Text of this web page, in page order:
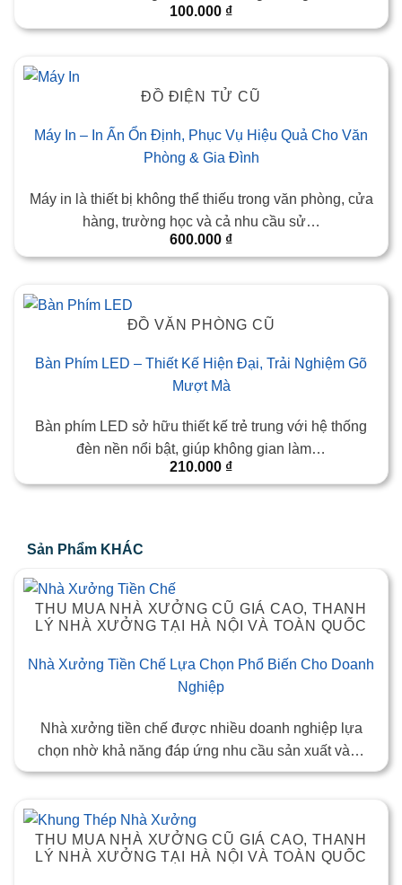
100.000 ₫
ĐỒ ĐIỆN TỬ CŨ
Máy In – In Ấn Ổn Định, Phục Vụ Hiệu Quả Cho Văn
Phòng & Gia Đình
Máy in là thiết bị không thể thiếu trong văn phòng, cửa
hàng, trường học và cả nhu cầu sử…
600.000 ₫
ĐỒ VĂN PHÒNG CŨ
Bàn Phím LED – Thiết Kế Hiện Đại, Trải Nghiệm Gõ
Mượt Mà
Bàn phím LED sở hữu thiết kế trẻ trung với hệ thống
đèn nền nổi bật, giúp không gian làm…
210.000 ₫
Sản Phẩm KHÁC
THU MUA NHÀ XƯỞNG CŨ GIÁ CAO, THANH
LÝ NHÀ XƯỞNG TẠI HÀ NỘI VÀ TOÀN QUỐC
Nhà Xưởng Tiền Chế Lựa Chọn Phổ Biến Cho Doanh
Nghiệp
Nhà xưởng tiền chế được nhiều doanh nghiệp lựa
chọn nhờ khả năng đáp ứng nhu cầu sản xuất và…
THU MUA NHÀ XƯỞNG CŨ GIÁ CAO, THANH
LÝ NHÀ XƯỞNG TẠI HÀ NỘI VÀ TOÀN QUỐC